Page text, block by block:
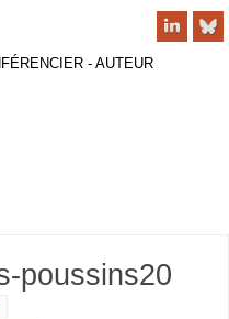
- AUTEUR
poussins20